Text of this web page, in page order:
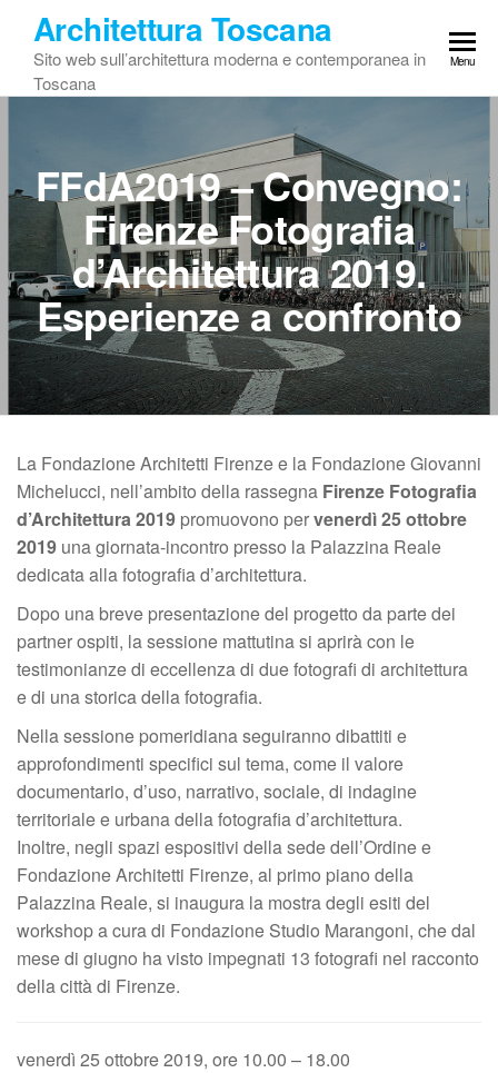
contenuto
Architettura Toscana
Sito web sull’architettura moderna e contemporanea in
Toscana
Menu
FFdA2019 – Convegno:
Firenze Fotografia
d’Architettura 2019.
Esperienze a confronto
La Fondazione Architetti Firenze e la Fondazione Giovanni
Michelucci, nell’ambito della rassegna Firenze Fotografia
d’Architettura 2019 promuovono pervenerdì 25 ottobre
2019 una giornata-incontro presso la Palazzina Reale
dedicata alla fotografia d’architettura.
Dopo una breve presentazione del progetto da parte dei
partner ospiti, la sessione mattutina si aprirà con le
testimonianze di eccellenza di due fotografi di architettura
e di una storica della fotografia.
Nella sessione pomeridiana seguiranno dibattiti e
approfondimenti specifici sul tema, come il valore
documentario, d’uso, narrativo, sociale, di indagine
territoriale e urbana della fotografia d’architettura.
Inoltre, negli spazi espositivi della sede dell’Ordine e
Fondazione Architetti Firenze, al primo piano della
Palazzina Reale, si inaugura la mostra degli esiti del
workshop a cura di Fondazione Studio Marangoni, che dal
mese di giugno ha visto impegnati 13 fotografi nel racconto
della città di Firenze.
venerdì 25 ottobre 2019, ore 10.00 – 18.00